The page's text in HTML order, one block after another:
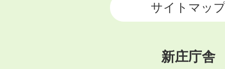
サイトマッ
新庄庁舎